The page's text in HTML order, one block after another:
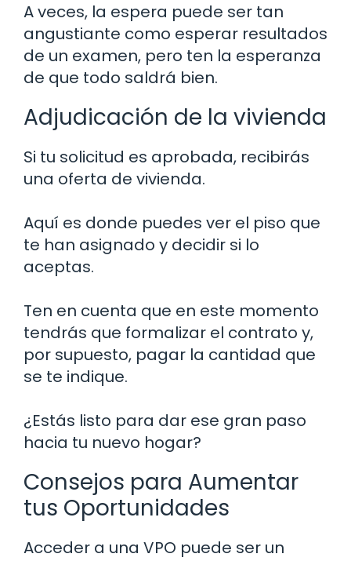
A veces, la espera puede ser tan
angustiante como esperar resultados
de un examen, pero ten la esperanza
de que todo saldrá bien.
Adjudicación de la vivienda
Si tu solicitud es aprobada, recibirás
una oferta de vivienda.
Aquí es donde puedes ver el piso que
te han asignado y decidir si lo
aceptas.
Ten en cuenta que en este momento
tendrás que formalizar el contrato y,
por supuesto, pagar la cantidad que
se te indique.
¿Estás listo para dar ese gran paso
hacia tu nuevo hogar?
Consejos para Aumentar
tus Oportunidades
Acceder a una VPO puede ser un